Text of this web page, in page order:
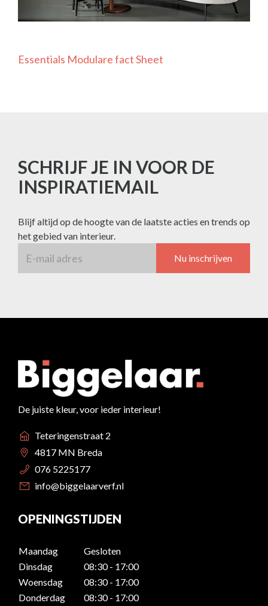
Essentials Modulare fact Sheet
SCHRIJF JE IN VOOR DE
INSPIRATIEMAIL
Blijf altijd op de hoogte van de laatste acties en trends op
het gebied van interieur.
Nu inschrijven
De juiste kleur, voor ieder interieur!
Teteringenstraat 2
4817 MN Breda
076 5225177
info@biggelaarverf.nl
OPENINGSTIJDEN
Maandag
Gesloten
Dinsdag
08:30 - 17:00
Woensdag
08:30 - 17:00
Donderdag
08:30 - 17:00